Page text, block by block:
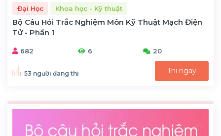
Đại Học Khoa học - Kỹ thuật
Bộ Câu Hỏi Trắc Nghiệm Môn Kỹ Thuật Mạch Điện
Tử - Phần 1
682 6 20
53 người đang thi Thi ngay